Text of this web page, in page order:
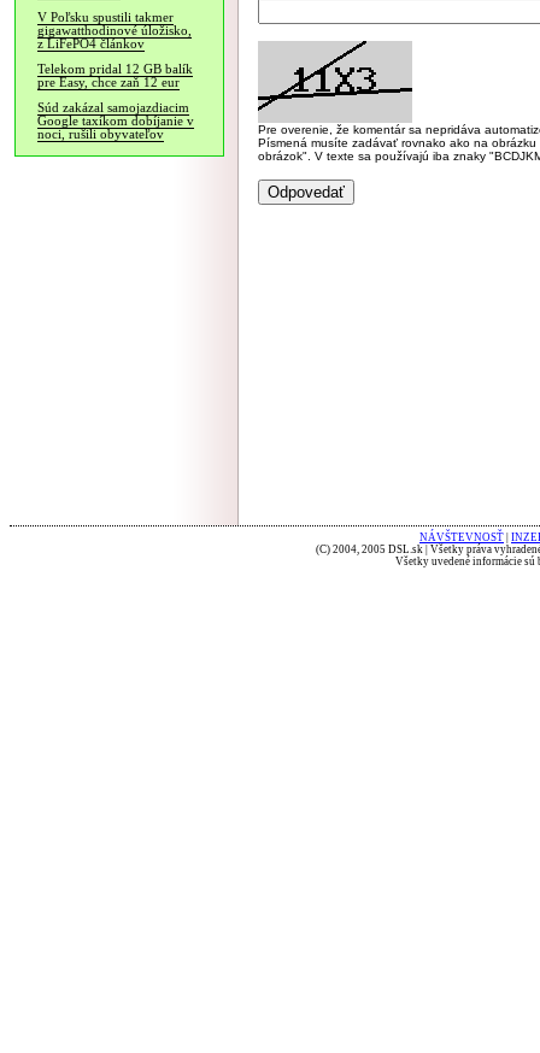
V Poľsku spustili takmer
gigawatthodinové úložisko,
z LiFePO4 článkov
Telekom pridal 12 GB balík
pre Easy, chce zaň 12 eur
Súd zakázal samojazdiacim
Google taxíkom dobíjanie v
noci, rušili obyvateľov
Pre overenie, že komentár sa nepridáva
Písmená musíte zadávať rovnako ako na
obrázok". V texte sa používajú iba znaky
NÁVŠTEVNOSŤ
(C) 2004, 2005 DSL.sk | Všetky práva
Všetky uvedené informácie sú